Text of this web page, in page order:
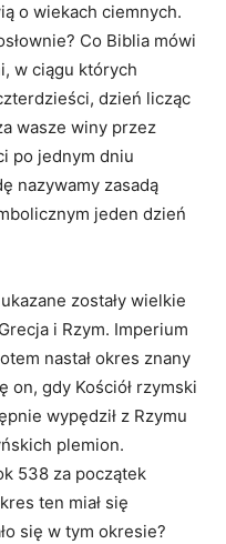
o wiekach ciemnych.
Co Biblia mówi
w ciągu których
dzień licząc
wasze winy przez
po jednym dniu
nazywamy zasadą
jeden dzień
zostały wielkie
i Rzym. Imperium
nastał okres znany
on, gdy Kościół rzymski
wypędził z Rzymu
plemion.
538 za początek
ten miał się
się w tym okresie?